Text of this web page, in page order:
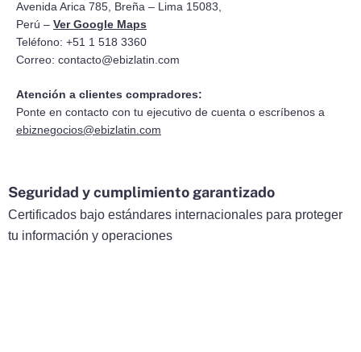
Avenida Arica 785, Breña – Lima 15083,
Perú – Ver Google Maps
Teléfono: +51 1 518 3360
Correo: contacto@ebizlatin.com
Atención a clientes compradores:
Ponte en contacto con tu ejecutivo de cuenta o escríbenos a
ebiznegocios@ebizlatin.com
Seguridad y cumplimiento garantizado
Certificados bajo estándares internacionales para proteger
tu información y operaciones